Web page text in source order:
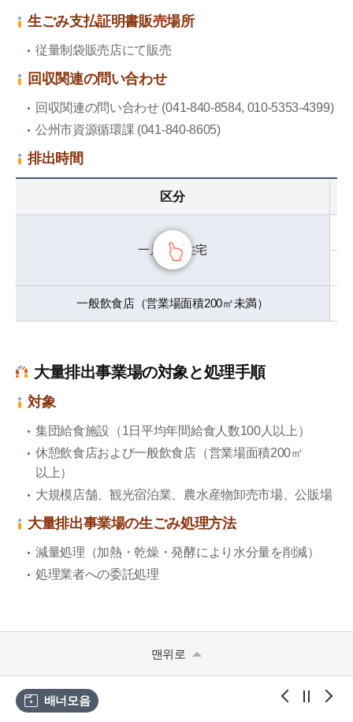
生ごみ支払証明書販売場所
従量制袋販売店にて販売
回収関連の問い合わせ
回収関連の問い合わせ (041-840-8584, 010-5353-4399)
公州市資源循環課 (041-840-8605)
排出時間
生ごみ排出排出時間 - 区分, 地域, 排出日時
区分
一戸建て住宅
一般飲食店（営業場面積200㎡未満）
大量排出事業場の対象と処理手順
対象
集団給食施設（1日平均年間給食人数100人以上）
休憩飲食店および一般飲食店（営業場面積200㎡
以上）
大規模店舗、観光宿泊業、農水産物卸売市場、公販場
大量排出事業場の生ごみ処理方法
減量処理（加熱・乾燥・発酵により水分量を削減）
処理業者への委託処理
맨위로
배너모음